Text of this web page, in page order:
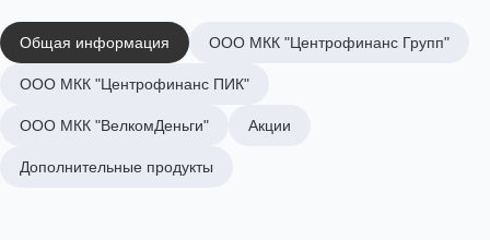
Общая информация ООО МКК "Центрофинанс Групп"
ООО МКК "Центрофинанс ПИК"
ООО МКК "ВелкомДеньги" Акции
Дополнительные продукты
предоставления
займов,
политикой
сайта,
согласие
обработку